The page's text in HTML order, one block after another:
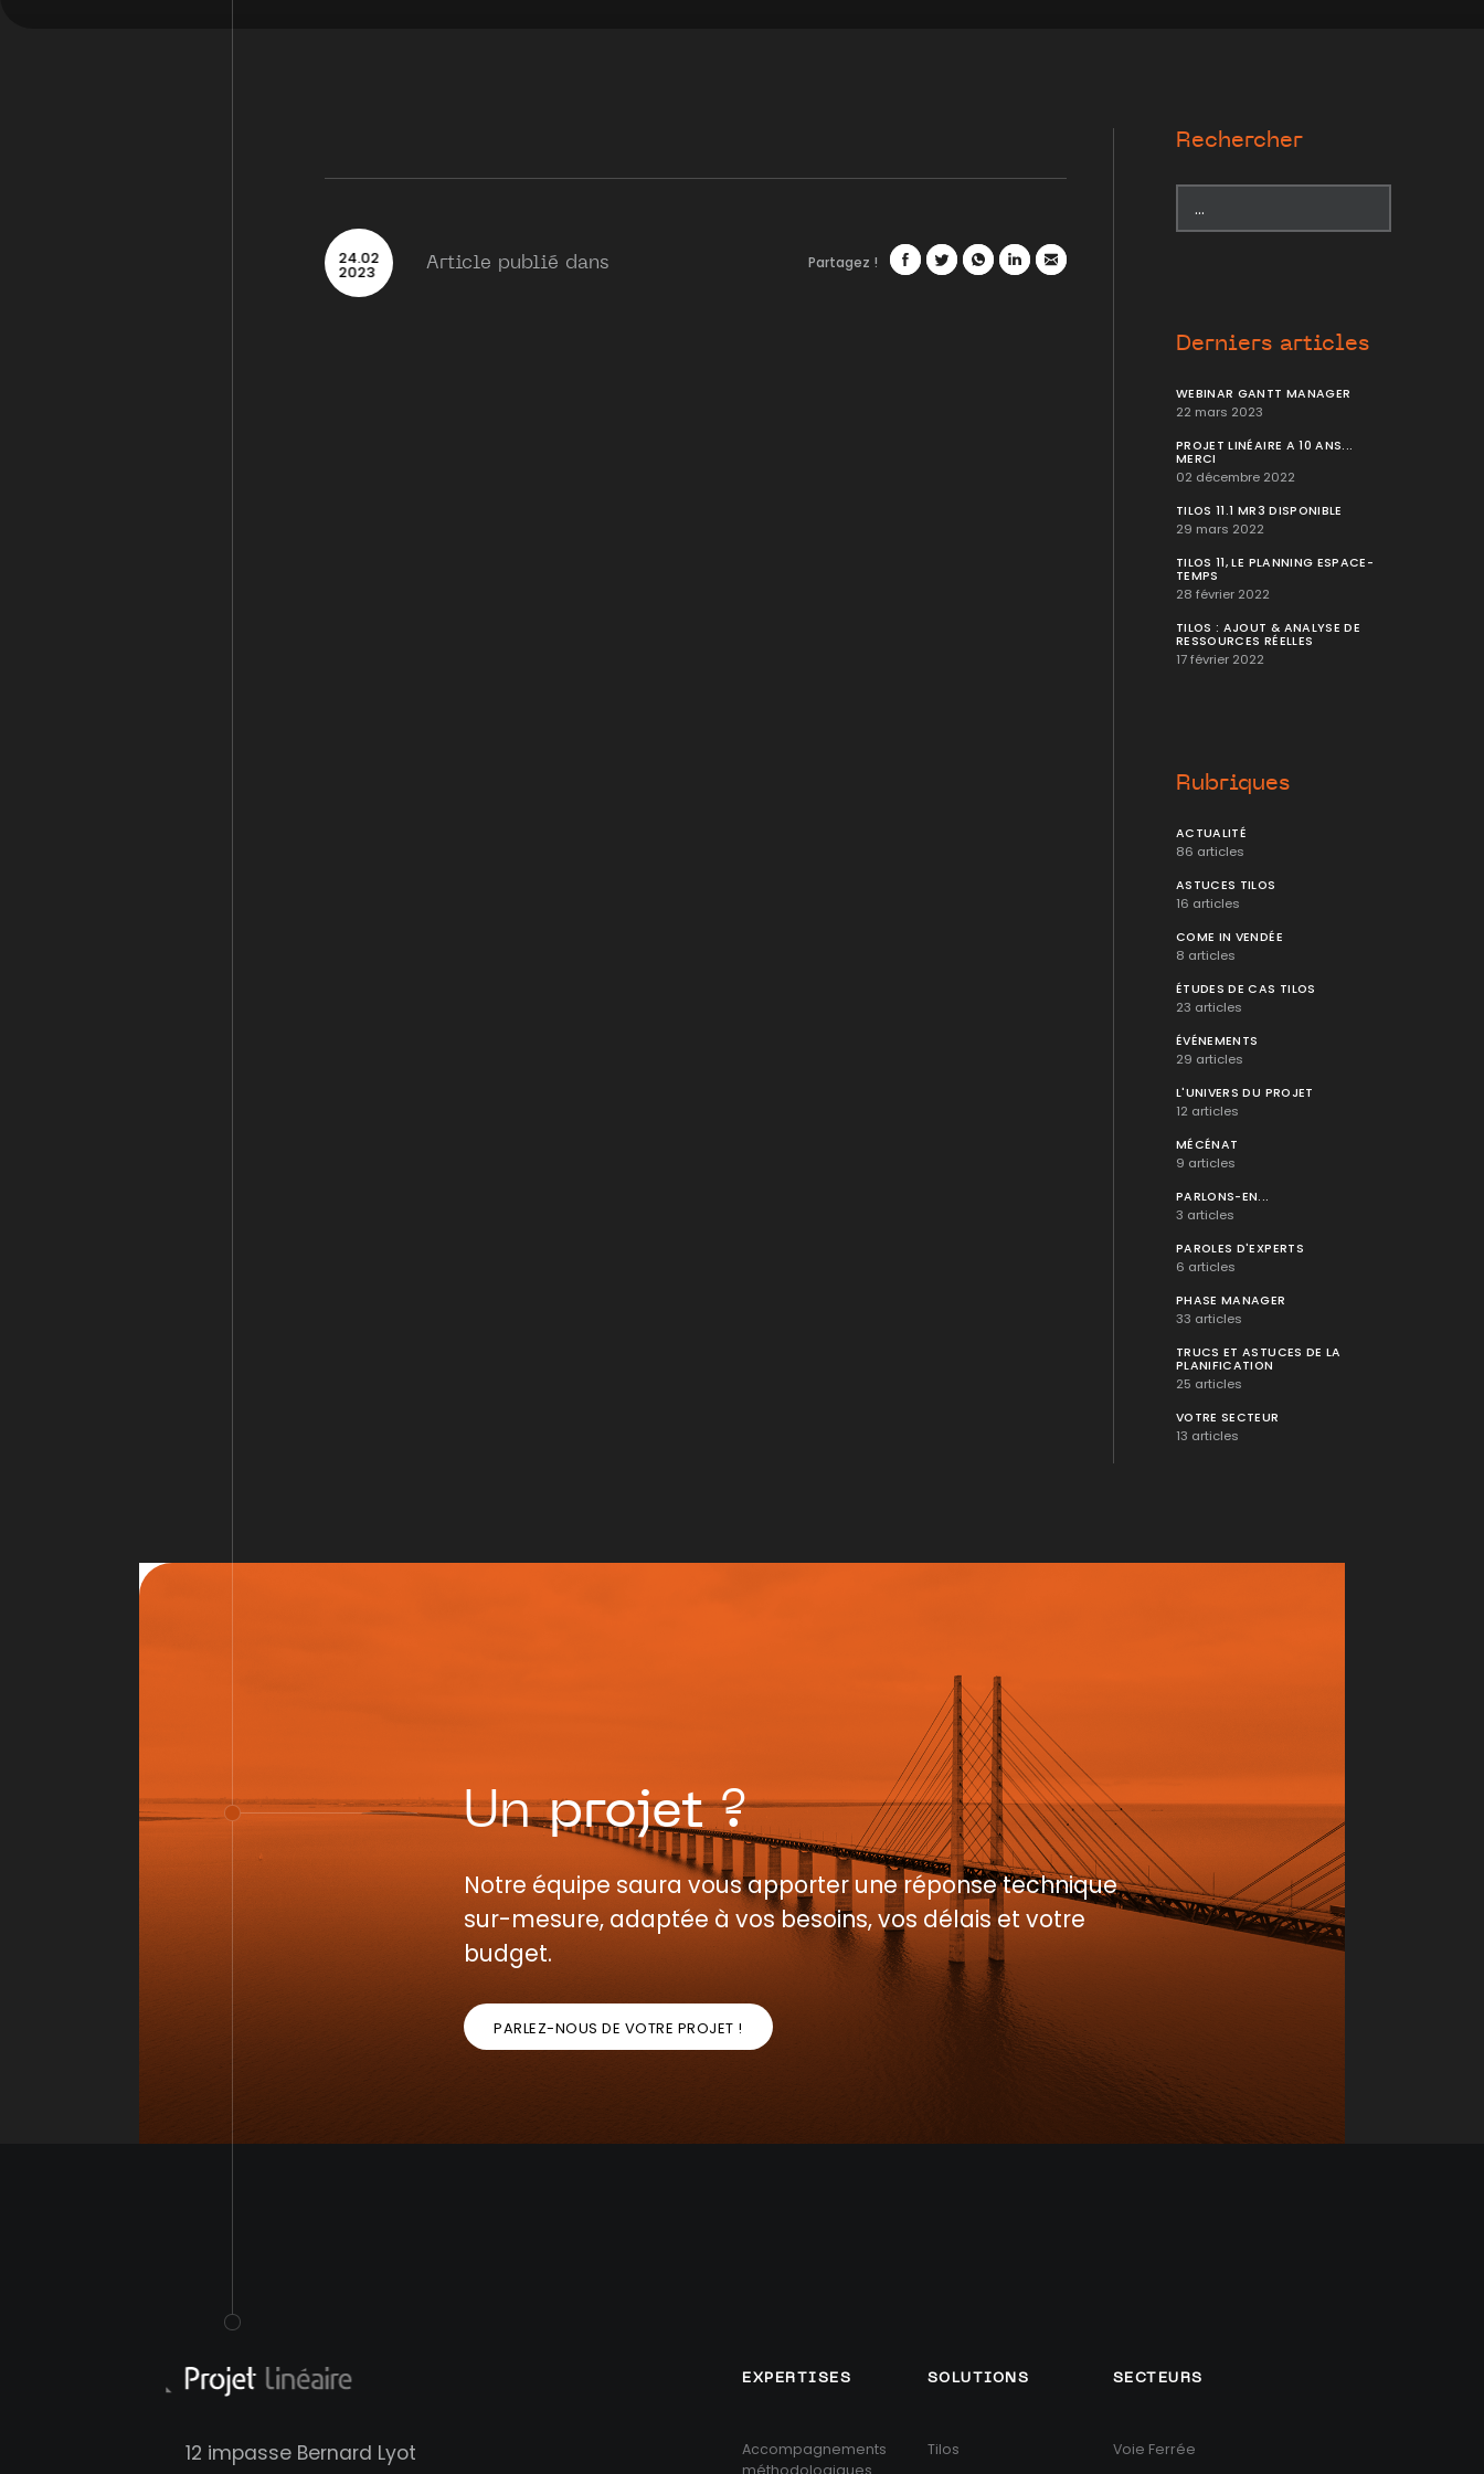
24.02
2023 Article publié dans Partagez !
Rechercher
Derniers articles
WEBINAR GANTT MANAGER
22 mars 2023
PROJET LINÉAIRE A 10 ANS...
MERCI
02 décembre 2022
TILOS 11.1 MR3 DISPONIBLE
29 mars 2022
TILOS 11, LE PLANNING ESPACE-
TEMPS
28 février 2022
TILOS : AJOUT & ANALYSE DE
RESSOURCES RÉELLES
17 février 2022
Rubriques
ACTUALITÉ
86 articles
ASTUCES TILOS
16 articles
COME IN VENDÉE
8 articles
ÉTUDES DE CAS TILOS
23 articles
ÉVÉNEMENTS
29 articles
L'UNIVERS DU PROJET
12 articles
MÉCÉNAT
9 articles
PARLONS-EN...
3 articles
PAROLES D'EXPERTS
6 articles
PHASE MANAGER
33 articles
TRUCS ET ASTUCES DE LA
PLANIFICATION
25 articles
VOTRE SECTEUR
13 articles
Unprojet?
Notre équipe saura vous apporter une réponse technique
sur-mesure, adaptée à vos besoins, vos délais et votre
budget.
PARLEZ-NOUS DE VOTRE PROJET !
12 impasse Bernard Lyot
EXPERTISES
Accompagnements
méthodologiques
SOLUTIONS
Tilos
SECTEURS
Voie Ferrée